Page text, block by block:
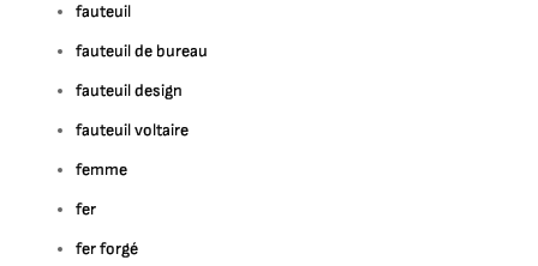
fauteuil
fauteuil de bureau
fauteuil design
fauteuil voltaire
femme
fer
fer forgé